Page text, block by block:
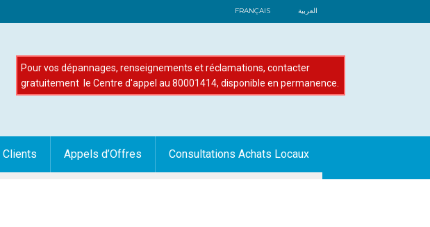
FRANÇAIS العربية
Pour vos dépannages, renseignements et réclamations, contacter
gratuitement le Centre d'appel au 80001414, disponible en permanence.
Clients Appels d’Offres Consultations Achats Locaux